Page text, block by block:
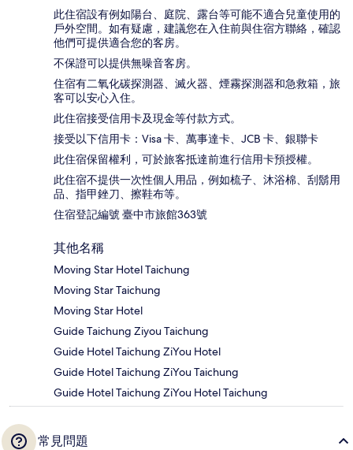
此住宿設有例如陽台、庭院、露台等可能不適合兒童使用的
戶外空間。如有疑慮，建議您在入住前與住宿方聯絡，確認
他們可提供適合您的客房。
不保證可以提供無噪音客房。
住宿有二氧化碳探測器、滅火器、煙霧探測器和急救箱，旅
客可以安心入住。
此住宿接受信用卡及現金等付款方式。
接受以下信用卡：Visa 卡、萬事達卡、JCB 卡、銀聯卡
此住宿保留權利，可於旅客抵達前進行信用卡預授權。
此住宿不提供一次性個人用品，例如梳子、沐浴棉、刮鬍用
品、指甲銼刀、擦鞋布等。
住宿登記編號 臺中市旅館363號
其他名稱
Moving Star Hotel Taichung
Moving Star Taichung
Moving Star Hotel
Guide Taichung Ziyou Taichung
Guide Hotel Taichung ZiYou Hotel
Guide Hotel Taichung ZiYou Taichung
Guide Hotel Taichung ZiYou Hotel Taichung
常見問題